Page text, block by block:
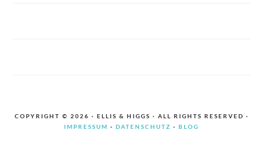
COPYRIGHT © 2026 · ELLIS & HIGGS · ALL RIGHTS RESERVED ·
IMPRESSUM · DATENSCHUTZ · BLOG